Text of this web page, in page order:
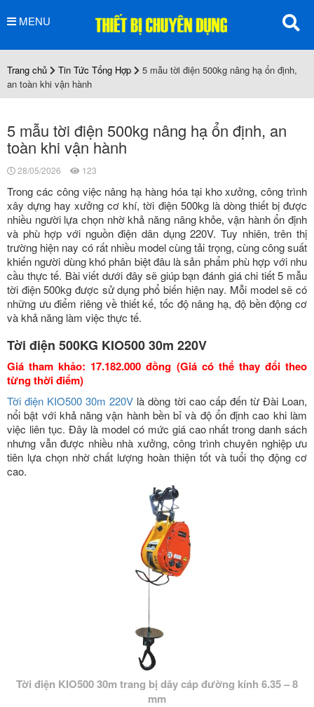
MENU
Trang chủ Tin Tức Tổng Hợp
5 mẫu tời điện 500kg nâng hạ ổn định,
an toàn khi vận hành
5 mẫu tời điện 500kg nâng hạ ổn định, an
toàn khi vận hành
28/05/2026 123
Trong các công việc nâng hạ hàng hóa tại kho xưởng, công trình
xây dựng hay xưởng cơ khí, tời điện 500kg là dòng thiết bị được
nhiều người lựa chọn nhờ khả năng nâng khỏe, vận hành ổn định
và phù hợp với nguồn điện dân dụng 220V. Tuy nhiên, trên thị
trường hiện nay có rất nhiều model cùng tải trọng, cùng công suất
khiến người dùng khó phân biệt đâu là sản phẩm phù hợp với nhu
cầu thực tế. Bài viết dưới đây sẽ giúp bạn đánh giá chi tiết 5 mẫu
tời điện 500kg được sử dụng phổ biến hiện nay. Mỗi model sẽ có
những ưu điểm riêng về thiết kế, tốc độ nâng hạ, độ bền động cơ
và khả năng làm việc thực tế.
Tời điện 500KG KIO500 30m 220V
Giá tham khảo: 17.182.000 đồng (Giá có thể thay đổi theo
từng thời điểm)
Tời điện KIO500 30m 220V là dòng tời cao cấp đến từ Đài Loan,
nổi bật với khả năng vận hành bền bỉ và độ ổn định cao khi làm
việc liên tục. Đây là model có mức giá cao nhất trong danh sách
nhưng vẫn được nhiều nhà xưởng, công trình chuyên nghiệp ưu
tiên lựa chọn nhờ chất lượng hoàn thiện tốt và tuổi thọ động cơ
cao.
Tời điện KIO500 30m trang bị dây cáp đường kính 6.35 – 8
mm